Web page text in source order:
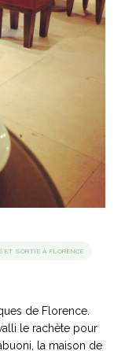
ET SORTIE À FLORENCE
de Florence.
le rachète pour
la maison de